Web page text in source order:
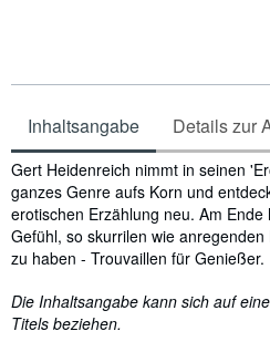
Inhaltsangabe Details zur
Inhaltsangabe
Gert Heidenreich nimmt in seinen
ganzes Genre aufs Korn und
erotischen Erzählung neu. Am
Gefühl, so skurrilen wie
zu haben - Trouvaillen für Genießer.
Die Inhaltsangabe kann sich auf
Titels beziehen.